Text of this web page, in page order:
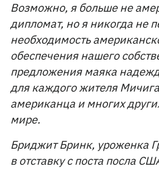
Возможно, я больше не
дипломат, но я никогда не
необходимость
обеспечения нашего
предложения маяка
для каждого жителя
американца и многих
мире.
Бриджит Бринк, уроженка
в отставку с поста посла